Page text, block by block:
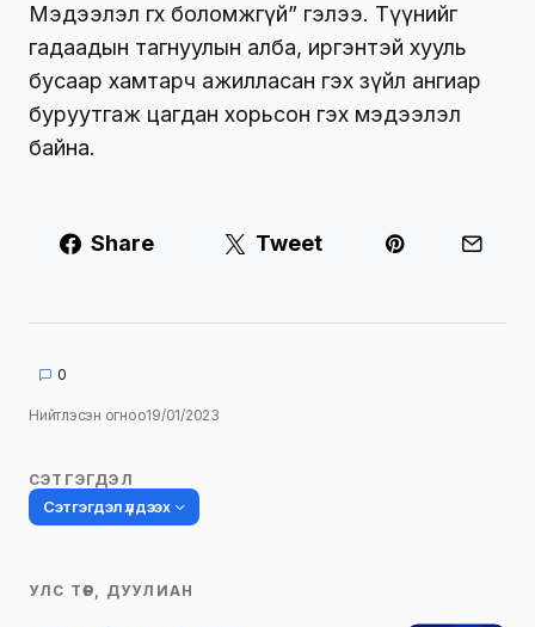
Мэдээлэл өгөх боломжгүй” гэлээ. Түүнийг
гадаадын тагнуулын алба, иргэнтэй хууль
бусаар хамтарч ажилласан гэх зүйл ангиар
буруутгаж цагдан хорьсон гэх мэдээлэл
байна.
Share Tweet
0
Нийтлэсэн огноо19/01/2023
СЭТГЭГДЭЛ
Сэтгэгдэл үлдээх
УЛС ТӨР, ДУУЛИАН